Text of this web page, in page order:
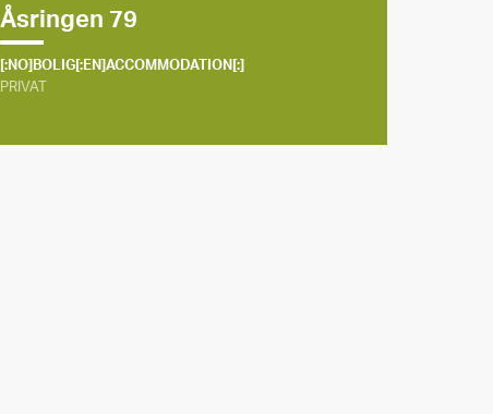
Åsringen 79
[:NO]BOLIG[:EN]ACCOMMODATION[:]
PRIVAT